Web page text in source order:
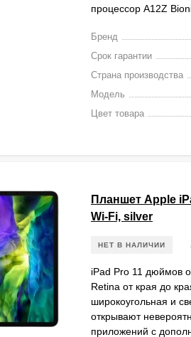
процессор A12Z
Бренд
Срок гарантии
Страна производства
Модель
Цвет товара
Планшет Apple
Wi-Fi, silver
НЕТ В НАЛИЧИИ
iPad Pro 11 дюймов
Retina от края до
широкоугольная и
открывают
приложений с